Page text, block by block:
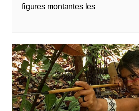
figures montantes les